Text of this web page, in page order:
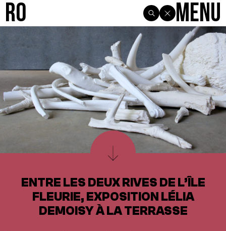
R0 Menu
ENTRE LES DEUX RIVES DE L’ÎLE
FLEURIE, EXPOSITION LÉLIA
DEMOISY À LA TERRASSE